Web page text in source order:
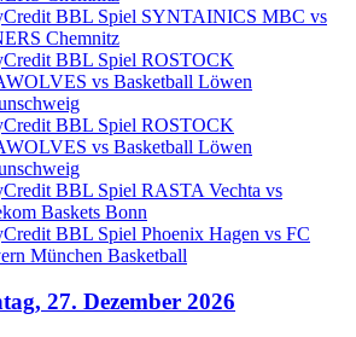
BBL Spiel SYNTAINICS MBC vs
Chemnitz
BBL Spiel ROSTOCK
vs Basketball Löwen
BBL Spiel ROSTOCK
vs Basketball Löwen
BBL Spiel RASTA Vechta vs
Baskets Bonn
BBL Spiel Phoenix Hagen vs FC
München Basketball
27. Dezember 2026